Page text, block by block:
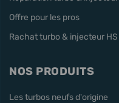
Offre pour les pros
Rachat turbo & injecteur HS
NOS PRODUITS
Les turbos neufs d'origine